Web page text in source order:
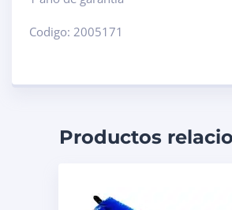
Codigo: 2005171
Productos